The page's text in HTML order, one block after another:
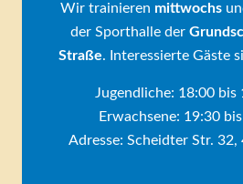
Wir trainieren mittwochs
der Sporthalle der
Straße. Interessierte Gäste
Jugendliche: 18:00 bis
Erwachsene: 19:30
Adresse: Scheidter Str. 32,